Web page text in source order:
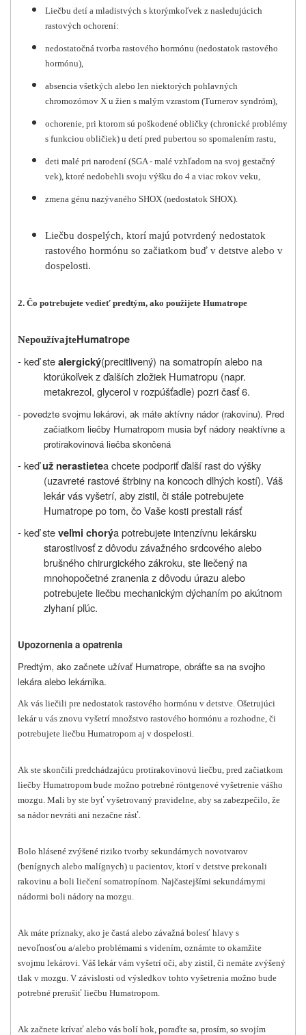
Liečbu detí a mladistvých s ktorýmkoľvek z nasledujúcich
rastových ochorení:
nedostatočná tvorba rastového hormónu (nedostatok rastového
hormónu),
absencia všetkých alebo len niektorých pohlavných
chromozómov X u žien s malým vzrastom (Turnerov syndróm),
ochorenie, pri ktorom sú poškodené obličky (chronické problémy
s funkciou obličiek) u detí pred pubertou so spomalením rastu,
deti malé pri narodení (SGA - malé vzhľadom na svoj gestačný
vek), ktoré nedobehli svoju výšku do 4 a viac rokov veku,
zmena génu nazývaného SHOX (nedostatok SHOX).
Liečbu dospelých, ktorí majú potvrdený nedostatok
rastového hormónu so začiatkom buď v detstve alebo v
dospelosti.
2. Čo potrebujete vedieť predtým, ako použijete Humatrope
NepoužívajteHumatrope
- keď stealergický(precitlivený) na somatropín alebo na
ktorúkoľvek z ďalších zložiek Humatropu (napr.
metakrezol, glycerol v rozpúšťadle) pozri časť 6.
- povedzte svojmu lekárovi, ak máte aktívny nádor (rakovinu). Pred
začiatkom liečby Humatropom musia byť nádory neaktívne a
protirakovinová liečba skončená
- keďuž nerastietea chcete podporiť ďalší rast do výšky
(uzavreté rastové štrbiny na koncoch dlhých kostí). Váš
lekár vás vyšetrí, aby zistil, či stále potrebujete
Humatrope po tom, čo Vaše kosti prestali rásť
- keď steveľmi chorýa potrebujete intenzívnu lekársku
starostlivosť z dôvodu závažného srdcového alebo
brušného chirurgického zákroku, ste liečený na
mnohopočetné zranenia z dôvodu úrazu alebo
potrebujete liečbu mechanickým dýchaním po akútnom
zlyhaní pľúc.
Upozornenia a opatrenia
Predtým, ako začnete užívať Humatrope, obráťte sa na svojho
lekára alebo lekárnika.
Ak vás liečili pre nedostatok rastového hormónu v detstve. Ošetrujúci
lekár u vás znovu vyšetrí množstvo rastového hormónu a rozhodne, či
potrebujete liečbu Humatropom aj v dospelosti.
Ak ste skončili predchádzajúcu protirakovinovú liečbu, pred začiatkom
liečby Humatropom bude možno potrebné röntgenové vyšetrenie vášho
mozgu. Mali by ste byť vyšetrovaný pravidelne, aby sa zabezpečilo, že
sa nádor nevráti ani nezačne rásť.
Bolo hlásené zvýšené riziko tvorby sekundárnych novotvarov
(benígnych alebo malígnych) u pacientov, ktorí v detstve prekonali
rakovinu a boli liečení somatropínom. Najčastejšími sekundárnymi
nádormi boli nádory na mozgu.
Ak máte príznaky, ako je častá alebo závažná bolesť hlavy s
nevoľnosťou a/alebo problémami s videním, oznámte to okamžite
svojmu lekárovi. Váš lekár vám vyšetrí oči, aby zistil, či nemáte zvýšený
tlak v mozgu. V závislosti od výsledkov tohto vyšetrenia možno bude
potrebné prerušiť liečbu Humatropom.
Ak začnete krívať alebo vás bolí bok, poraďte sa, prosím, so svojím